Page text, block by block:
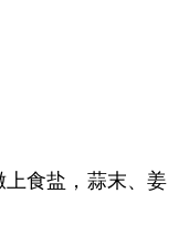
食盐，蒜末、姜